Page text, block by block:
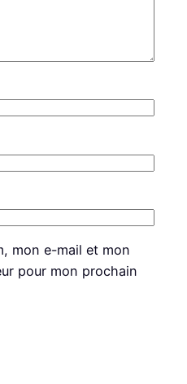
mon e-mail et mon
pour mon prochain